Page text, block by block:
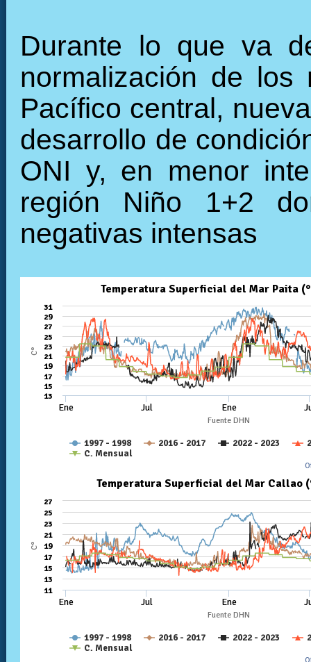
Durante lo que va
normalización de
Pacífico central,
desarrollo de
ONI y, en menor
región Niño 1+2
negativas intensas